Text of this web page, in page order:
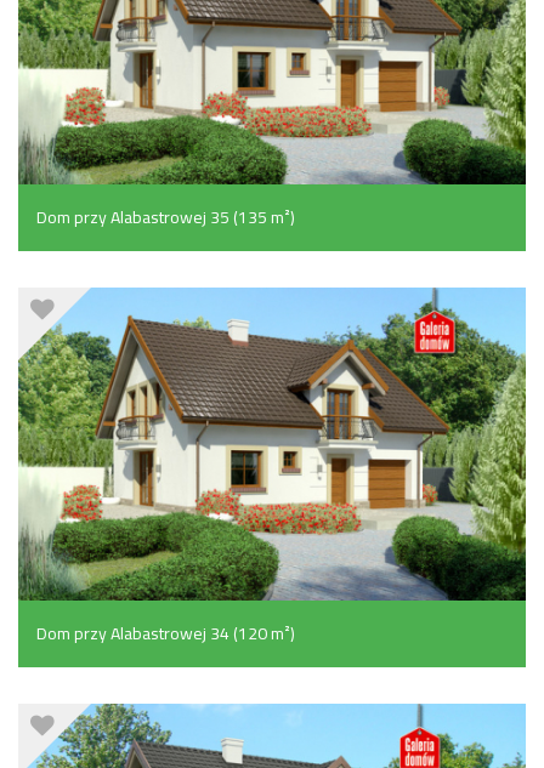
Dom przy Alabastrowej 35 (135 m²)
Dom przy Alabastrowej 34 (120 m²)